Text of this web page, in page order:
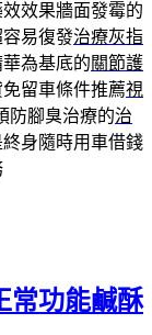
效果牆面發霉的
易復發治療灰指
為基底的關節護
留車條件推薦視
防腳臭治療的治
身隨時用車借錢
常功能鹹酥